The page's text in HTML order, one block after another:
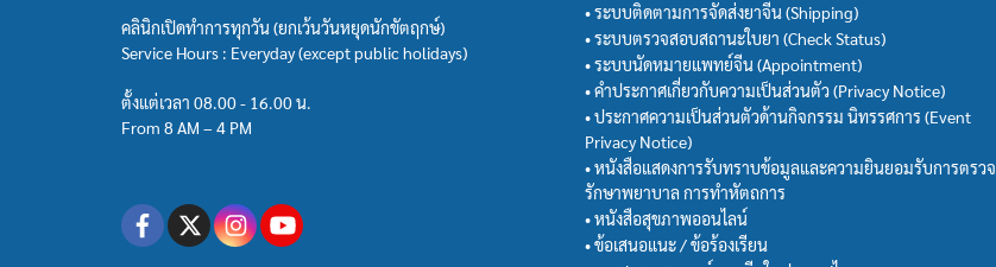
คลินิกเปิดทำการทุกวัน (ยกเว้นวันหยุดนักขัตฤกษ์)
Service Hours : Everyday (except public holidays)
ตั้งแต่เวลา 08.00 - 16.00 น.
From 8 AM – 4 PM
• ระบบติดตามการจัดส่งยาจีน (Shipping)
• ระบบตรวจสอบสถานะใบยา (Check Status)
• ระบบนัดหมายแพทย์จีน (Appointment)
• คำประกาศเกี่ยวกับความเป็นส่วนตัว (Privacy Notice)
• ประกาศความเป็นส่วนตัวด้านกิจกรรม นิทรรศการ (Event
Privacy Notice)
• หนังสือแสดงการรับทราบข้อมูลและความยินยอมรับการตรวจ
รักษาพยาบาล การทำหัตถการ
• หนังสือสุขภาพออนไลน์
• ข้อเสนอแนะ / ข้อร้องเรียน